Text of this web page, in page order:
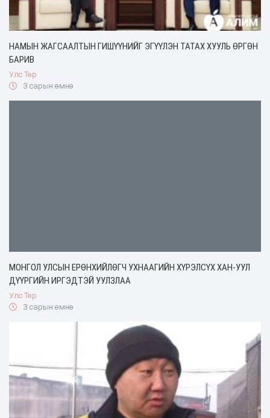
НАМЫН ЖАГСААЛТЫН ГИШҮҮНИЙГ ЭГҮҮЛЭН ТАТАХ ХУУЛЬ ӨРГӨН
БАРИВ
Улс Төр
3 сарын өмнө
МОНГОЛ УЛСЫН ЕРӨНХИЙЛӨГЧ УХНААГИЙН ХҮРЭЛСҮХ ХАН-УУЛ
ДҮҮРГИЙН ИРГЭДТЭЙ УУЛЗЛАА
Улс Төр
3 сарын өмнө